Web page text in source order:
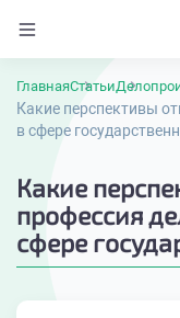
ГлавнаяСтатьи
Какие перспективы
в сфере
Какие
профессия
сфере